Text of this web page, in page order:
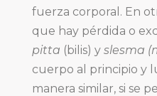
fuerza corporal. En
que hay pérdida o
pitta (bilis) y slesma
cuerpo al principio y
manera similar, si se